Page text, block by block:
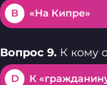
B «На Кипре»
Вопрос 9. К кому
D К